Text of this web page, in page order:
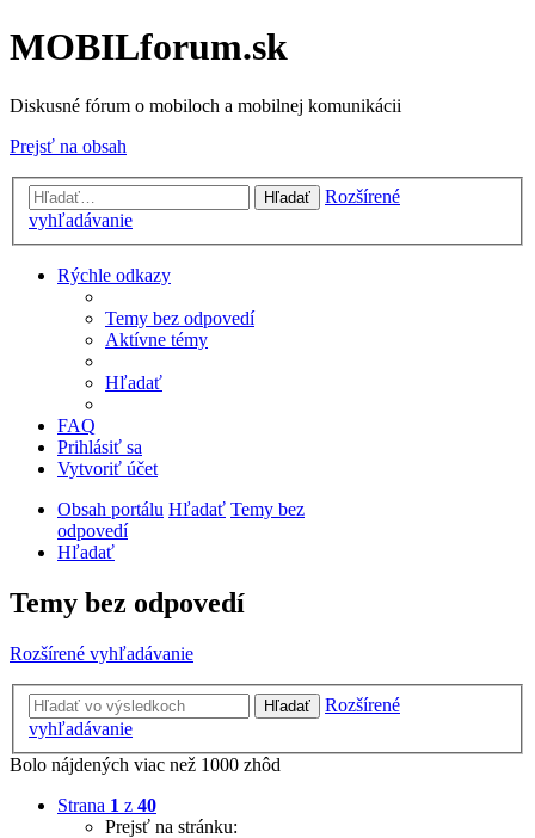
MOBILforum.sk
Diskusné fórum o mobiloch a mobilnej komunikácii
Prejsť na obsah
Hľadať
Rozšírené
vyhľadávanie
Rýchle odkazy
Temy bez odpovedí
Aktívne témy
Hľadať
FAQ
Prihlásiť sa
Vytvoriť účet
Obsah portálu Hľadať Temy bez
odpovedí
Hľadať
Temy bez odpovedí
Rozšírené vyhľadávanie
Hľadať
Rozšírené
vyhľadávanie
Bolo nájdených viac než 1000 zhôd
Strana 1 z 40
Prejsť na stránku: